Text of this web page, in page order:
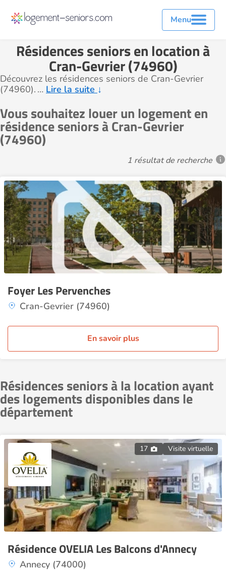
Menu
Résidences seniors en location à
Cran-Gevrier (74960)
Découvrez les résidences seniors de Cran-Gevrier
(74960). … Lire la suite ↓
Vous souhaitez louer un logement en
résidence seniors à Cran-Gevrier
(74960)
1 résultat de recherche
Foyer Les Pervenches
Cran-Gevrier (74960)
En savoir plus
Résidences seniors à la location ayant
des logements disponibles dans le
département
17 Visite virtuelle
Résidence OVELIA Les Balcons d'Annecy
Annecy (74000)